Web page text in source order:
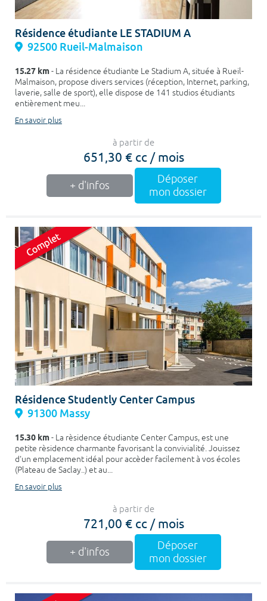
Résidence étudiante LE STADIUM A
92500 Rueil-Malmaison
15.27 km- La résidence étudiante Le Stadium A, située à Rueil-
Malmaison, propose divers services (réception, Internet, parking,
laverie, salle de sport), elle dispose de 141 studios étudiants
entièrement meu...
En savoir plus
à partir de
651,30 € cc / mois
+ d'infos
Déposer
mon dossier
Résidence Studently Center Campus
91300 Massy
15.30 km- La rèsidence étudiante Center Campus, est une
petite rèsidence charmante favorisant la convivialité. Jouissez
d'un emplacement idéal pour accèder facilement à vos écoles
(Plateau de Saclay..) et au...
En savoir plus
à partir de
721,00 € cc / mois
+ d'infos
Déposer
mon dossier